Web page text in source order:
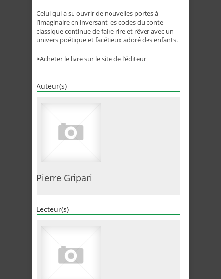
Celui qui a su ouvrir de nouvelles portes à
l’imaginaire en inversant les codes du conte
classique continue de faire rire et rêver avec un
univers poétique et facétieux adoré des enfants.
>Acheter le livre sur le site de l’éditeur
Auteur(s)
Pierre Gripari
Lecteur(s)